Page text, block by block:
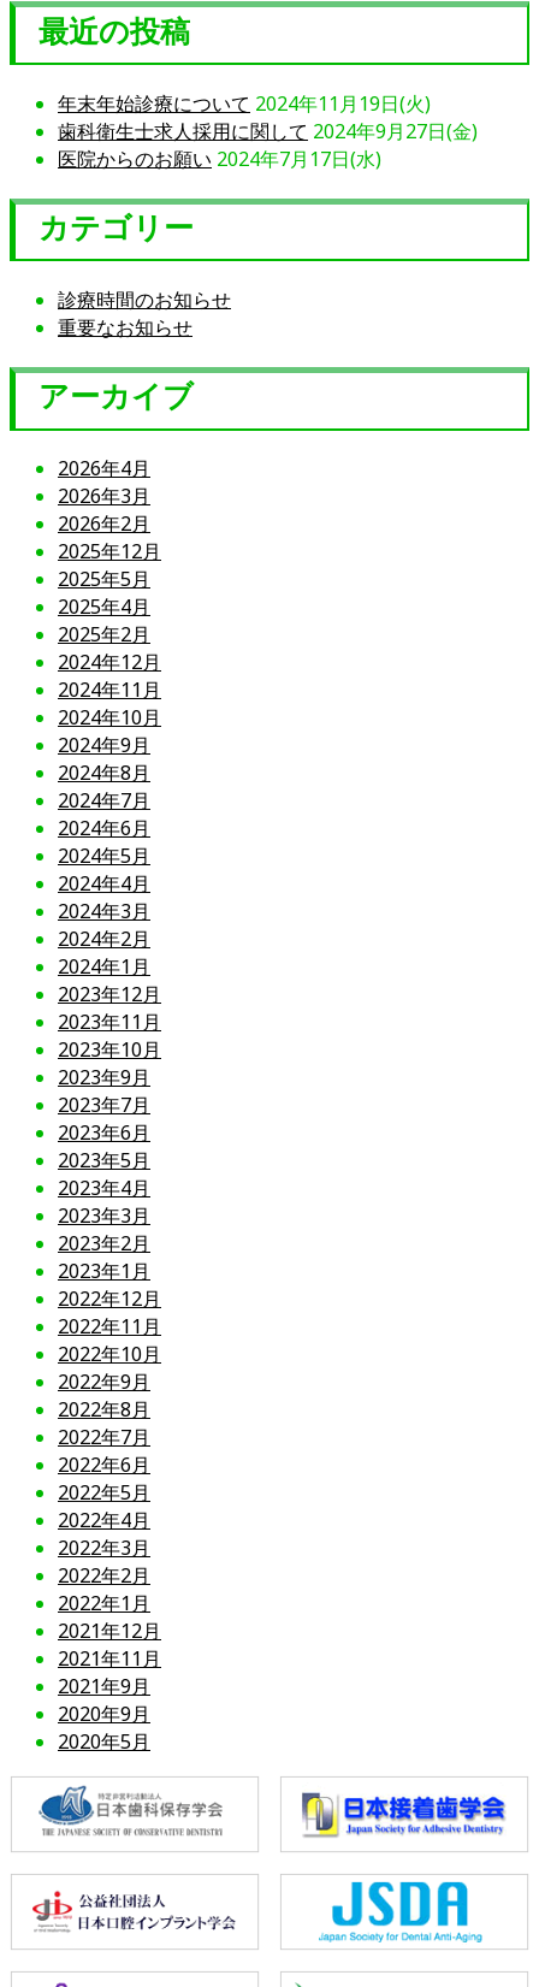
最近の投稿
年末年始診療について 2024年11月19日(火)
歯科衛生士求人採用に関して 2024年9月27日(金)
医院からのお願い 2024年7月17日(水)
カテゴリー
診療時間のお知らせ
重要なお知らせ
アーカイブ
2026年4月
2026年3月
2026年2月
2025年12月
2025年5月
2025年4月
2025年2月
2024年12月
2024年11月
2024年10月
2024年9月
2024年8月
2024年7月
2024年6月
2024年5月
2024年4月
2024年3月
2024年2月
2024年1月
2023年12月
2023年11月
2023年10月
2023年9月
2023年7月
2023年6月
2023年5月
2023年4月
2023年3月
2023年2月
2023年1月
2022年12月
2022年11月
2022年10月
2022年9月
2022年8月
2022年7月
2022年6月
2022年5月
2022年4月
2022年3月
2022年2月
2022年1月
2021年12月
2021年11月
2021年9月
2020年9月
2020年5月